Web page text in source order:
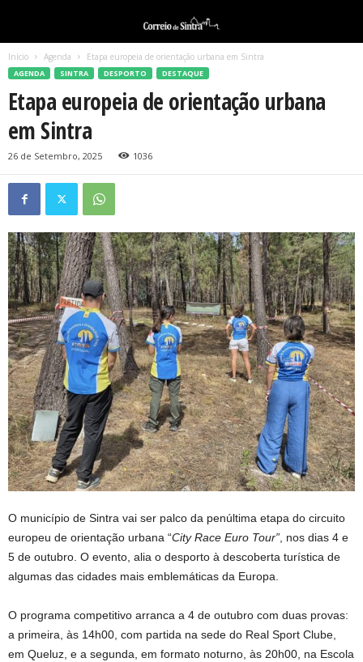
Início Agenda Etapa europeia de orientação urbana em Sintra
AGENDA SINTRA DESPORTO DESTAQUE
Etapa europeia de orientação urbana
em Sintra
26 de Setembro, 2025 1036
O município de Sintra vai ser palco da penúltima etapa do circuito
europeu de orientação urbana “City Race Euro Tour”, nos dias 4 e
5 de outubro. O evento, alia o desporto à descoberta turística de
algumas das cidades mais emblemáticas da Europa.
O programa competitivo arranca a 4 de outubro com duas provas:
a primeira, às 14h00, com partida na sede do Real Sport Clube,
em Queluz, e a segunda, em formato noturno, às 20h00, na Escola